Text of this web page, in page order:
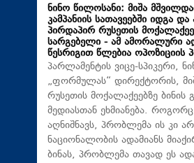
ნინო წილოსანი: მიშა
კამპანიის სათავეებში იდგა
პირდაპირ რუსეთის
სარგებელი - ამ ამორალური
წესრიგით წლებია ოპოზიციის
პარლამენტის ვიცე-სპიკერი,
„ფორმულას“ დირექტორის,
რუსეთის მოქალაქეებზე ბინის
მედიასთან ეხმიანება.
აღნიშნავს, პრობლემა ის კი
ნაციონალობის ადამიანს
ბინას, პრობლემა თავად ეს